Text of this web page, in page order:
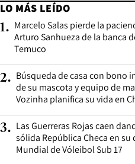
LO MÁS LEÍDO
1. Marcelo Salas pierde la
Arturo Sanhueza de la banca
Temuco
2. Búsqueda de casa con bono
de su mascota y equipo de
Vozinha planifica su vida en
3. Las Guerreras Rojas caen
sólida República Checa en su
Mundial de Vóleibol Sub 17